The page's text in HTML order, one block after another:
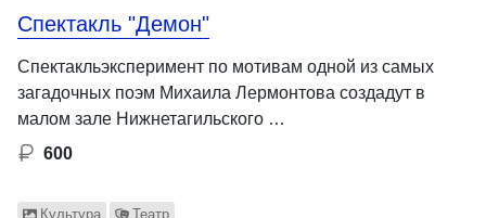
Спектакль "Демон"
Спектакльэксперимент по мотивам одной из самых
загадочных поэм Михаила Лермонтова создадут в
малом зале Нижнетагильского …
600
Культура Театр